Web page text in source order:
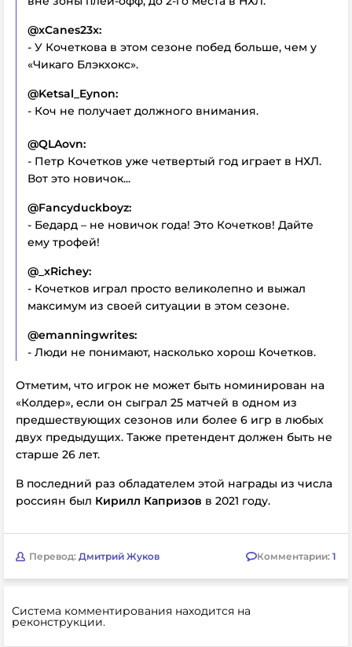
@xCanes23x:
- У Кочеткова в этом сезоне побед больше, чем у
«Чикаго Блэкхокс».
@Ketsal_Eynon:
- Коч не получает должного внимания.
@QLAovn:
- Петр Кочетков уже четвертый год играет в НХЛ.
Вот это новичок...
@Fancyduckboyz:
- Бедард – не новичок года! Это Кочетков! Дайте
ему трофей!
@_xRichey:
- Кочетков играл просто великолепно и выжал
максимум из своей ситуации в этом сезоне.
@emanningwrites:
- Люди не понимают, насколько хорош Кочетков.
Отметим, что игрок не может быть номинирован на
«Колдер», если он сыграл 25 матчей в одном из
предшествующих сезонов или более 6 игр в любых
двух предыдущих. Также претендент должен быть не
старше 26 лет.
В последний раз обладателем этой награды из числа
россиян был Кирилл Капризов в 2021 году.
Перевод: Дмитрий Жуков Комментарии: 1
Система комментирования находится на
реконструкции.